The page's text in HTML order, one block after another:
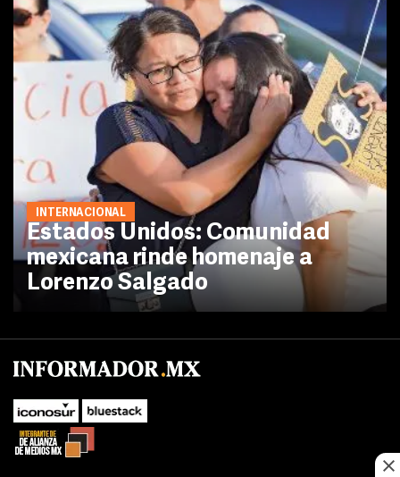
INTERNACIONAL
Estados Unidos: Comunidad
mexicana rinde homenaje a
Lorenzo Salgado